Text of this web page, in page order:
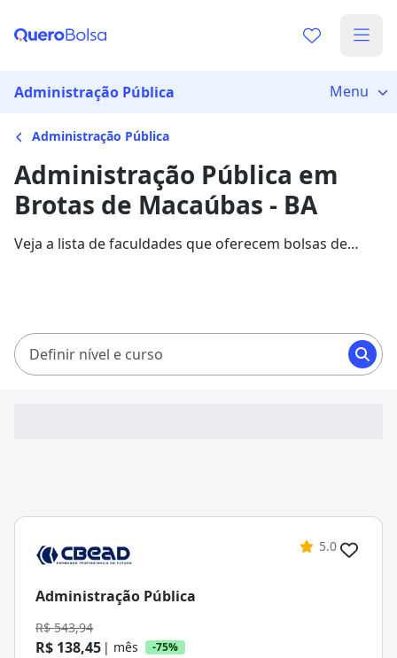
Administração Pública Menu
Administração Pública
Administração Pública em
Brotas de Macaúbas - BA
Veja a lista de faculdades que oferecem bolsas de
Definir nível e curso
5.0
Administração Pública
R$ 543,94
R$ 138,45 | mês
-75%